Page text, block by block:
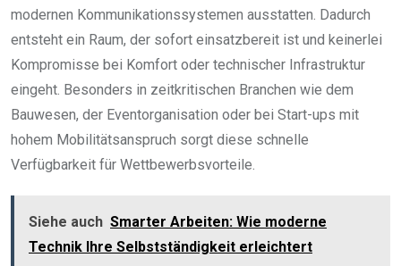
modernen Kommunikationssystemen ausstatten. Dadurch
entsteht ein Raum, der sofort einsatzbereit ist und keinerlei
Kompromisse bei Komfort oder technischer Infrastruktur
eingeht. Besonders in zeitkritischen Branchen wie dem
Bauwesen, der Eventorganisation oder bei Start-ups mit
hohem Mobilitätsanspruch sorgt diese schnelle
Verfügbarkeit für Wettbewerbsvorteile.
Siehe auch Smarter Arbeiten: Wie moderne
Technik Ihre Selbstständigkeit erleichtert